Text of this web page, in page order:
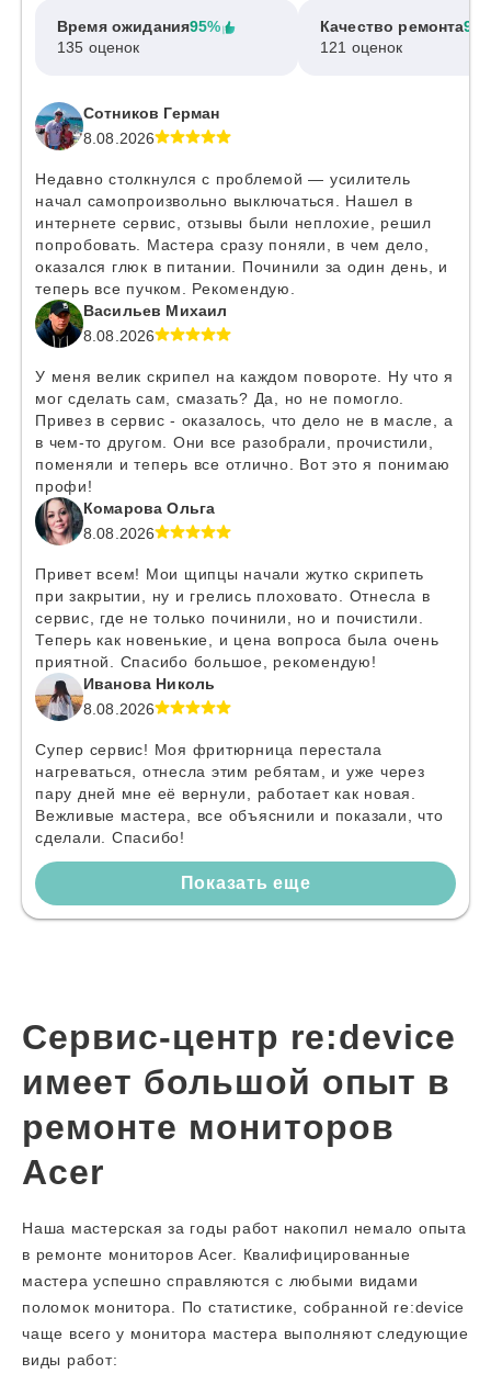
Время ожидания95%
135 оценок
Качество ремонта
121 оценок
Сотников Герман
8.08.2026
Недавно столкнулся с проблемой — усилитель
начал самопроизвольно выключаться. Нашел в
интернете сервис, отзывы были неплохие, решил
попробовать. Мастера сразу поняли, в чем дело,
оказался глюк в питании. Починили за один день, и
теперь все пучком. Рекомендую.
Васильев Михаил
8.08.2026
У меня велик скрипел на каждом повороте. Ну что я
мог сделать сам, смазать? Да, но не помогло.
Привез в сервис - оказалось, что дело не в масле, а
в чем-то другом. Они все разобрали, прочистили,
поменяли и теперь все отлично. Вот это я понимаю
профи!
Комарова Ольга
8.08.2026
Привет всем! Мои щипцы начали жутко скрипеть
при закрытии, ну и грелись плоховато. Отнесла в
сервис, где не только починили, но и почистили.
Теперь как новенькие, и цена вопроса была очень
приятной. Спасибо большое, рекомендую!
Иванова Николь
8.08.2026
Супер сервис! Моя фритюрница перестала
нагреваться, отнесла этим ребятам, и уже через
пару дней мне её вернули, работает как новая.
Вежливые мастера, все объяснили и показали, что
сделали. Спасибо!
Показать еще
Сервис-центр re:device
имеет большой опыт в
ремонте мониторов
Acer
Наша мастерская за годы работ накопил немало опыта
в ремонте мониторов Acer. Квалифицированные
мастера успешно справляются с любыми видами
поломок монитора. По статистике, собранной re:device
чаще всего у монитора мастера выполняют следующие
виды работ: